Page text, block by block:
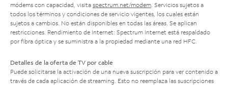
módems con capacidad, visita spectrum.net/modem . Servicios sujetos a
todos los términos y condiciones de servicio vigentes, los cuales están
sujetos a cambios. No están disponibles en todas las áreas. Se aplican
restricciones. Rendimiento de Internet: Spectrum Internet está respaldado
por fibra óptica y se suministra a la propiedad mediante una red HFC.
Detalles de la oferta de TV por cable
Puede solicitarse la activación de una nueva suscripción para ver contenido a
través de cada aplicación de streaming. Esto no reemplaza las suscripciones